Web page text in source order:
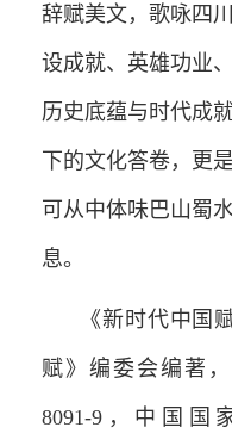
辞赋美文，歌咏四
设成就、英雄功业
历史底蕴与时代成
下的文化答卷，更
可从中体味巴山蜀
息。
《新时代中国
赋》编委会编著，
8091-9，中国国